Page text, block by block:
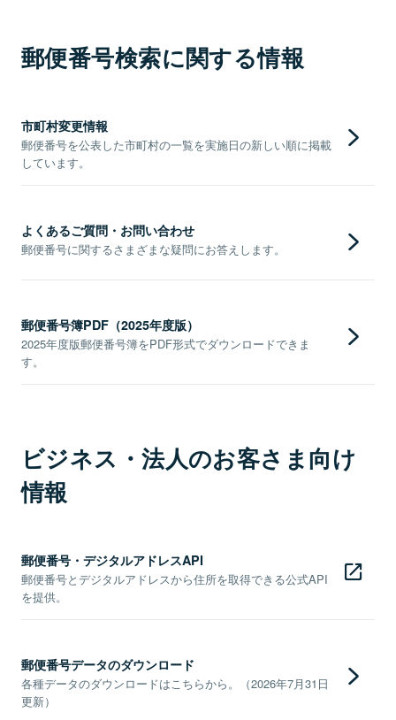
郵便番号検索に関する情報
市町村変更情報
郵便番号を公表した市町村の一覧を実施日の新しい順に掲載
しています。
よくあるご質問・お問い合わせ
郵便番号に関するさまざまな疑問にお答えします。
郵便番号簿PDF（2025年度版）
2025年度版郵便番号簿をPDF形式でダウンロードできま
す。
ビジネス・法人のお客さま向け
情報
郵便番号・デジタルアドレスAPI
郵便番号とデジタルアドレスから住所を取得できる公式API
を提供。
郵便番号データのダウンロード
各種データのダウンロードはこちらから。（2026年7月31日
更新）